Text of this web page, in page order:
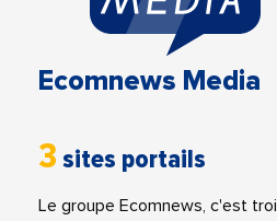
Ecomnews Media
3 sites portails
Le groupe Ecomnews, c'est